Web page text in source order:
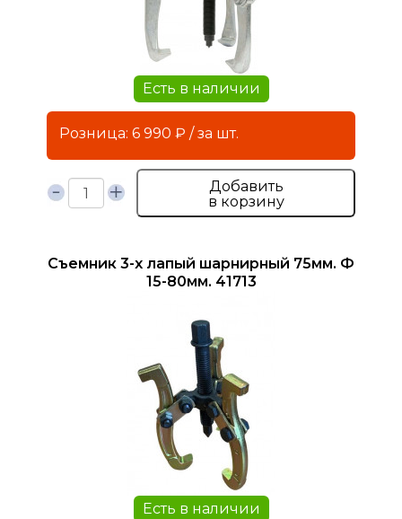
Есть в наличии
Розница: 6 990 ₽ / за шт.
Добавить
в корзину
Съемник 3-х лапый шарнирный 75мм. Ф
15-80мм. 41713
Есть в наличии